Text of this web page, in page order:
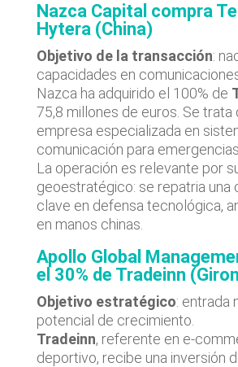
Nazca Capital compra
Hytera (China)
Objetivo de la transacción:
capacidades en
Nazca ha adquirido el 100% de
75,8 millones de euros. Se trata
empresa especializada en
comunicación para
La operación es relevante por
geoestratégico: se repatria una
clave en defensa tecnológica,
en manos chinas.
Apollo Global
el 30% de Tradeinn
Objetivo estratégico: entrada
potencial de crecimiento.
Tradeinn, referente en e-
deportivo, recibe una inversión